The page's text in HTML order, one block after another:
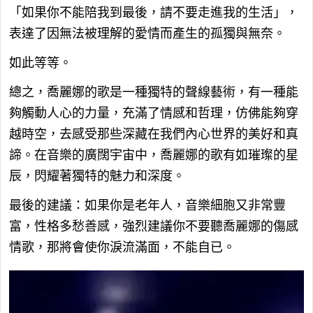
「如果你不能陪我到最後，請不要走進我的生活」，
表達了因無法被理解的愛情而產生的孤獨與無奈。
如此等等。
總之，喬麗娜的歌是一種獨特的聲線藝術，有一種能
夠觸動人心的力量，充滿了情感和哲理，仿佛能夠穿
越時空，去感受那些深藏在我們內心世界的美好和真
諦。在音樂的廣闊宇宙中，喬麗娜的歌有如璀璨的星
辰，閃耀著獨特的魅力和深度。
最後的建議：如果你是老年人，音樂細胞又非常豐
富，性格多愁善感，強烈建議你不要聽喬麗娜的傷感
情歌，那將會使你淚流滿面，不能自已。